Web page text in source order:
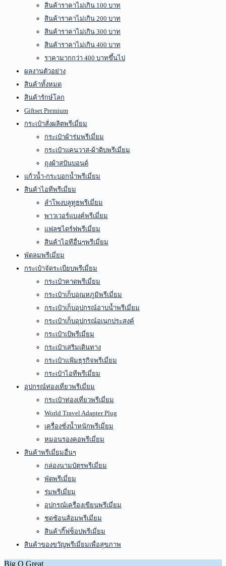
สินค้าราคาไม่เกิน 100 บาท
สินค้าราคาไม่เกิน 200 บาท
สินค้าราคาไม่เกิน 300 บาท
สินค้าราคาไม่เกิน 400 บาท
ราคามากกว่า 400 บาทขึ้นไป
ผลงานตัวอย่าง
สินค้าทั้งหมด
สินค้ารักษ์โลก
Giftset Premium
กระเป๋าสั่งผลิตพรีเมี่ยม
กระเป๋าผ้าร่มพรีเมี่ยม
กระเป๋าแคนวาส-ผ้าดิบพรีเมี่ยม
ถุงผ้าสปันบอนด์
แก้วน้ำ-กระบอกน้ำพรีเมี่ยม
สินค้าไอทีพรีเมี่ยม
ลำโพงบลูทูธพรีเมี่ยม
พาวเวอร์แบงค์พรีเมี่ยม
แฟลชไดร์ฟพรีเมี่ยม
สินค้าไอทีอื่นๆพรีเมี่ยม
พัดลมพรีเมี่ยม
กระเป๋าจัดระเบียบพรีเมี่ยม
กระเป๋าคาดพรีเมี่ยม
กระเป๋าเก็บอุณหภูมิพรีเมี่ยม
กระเป๋าเก็บอุปกรณ์อาบน้ำพรีเมี่ยม
กระเป๋าเก็บอุปกรณ์อเนกประสงค์
กระเป๋าเป้พรีเมี่ยม
กระเป๋าเสริมเดินทาง
กระเป๋าแฟ้มธุรกิจพรีเมี่ยม
กระเป๋าไอทีพรีเมี่ยม
อุปกรณ์ท่องเที่ยวพรีเมี่ยม
กระเป๋าท่องเที่ยวพรีเมี่ยม
World Travel Adapter Plug
เครื่องชั่งน้ำหนักพรีเมี่ยม
หมอนรองคอพรีเมี่ยม
สินค้าพรีเมี่ยมอื่นๆ
กล่องนามบัตรพรีเมี่ยม
พัดพรีเมี่ยม
ร่มพรีเมี่ยม
อุปกรณ์เครื่องเขียนพรีเมี่ยม
ชุดช้อนส้อมพรีเมี่ยม
สินค้ากิ๊ฟช็อปพรีเมี่ยม
สินค้าของขวัญพรีเมี่ยมเพื่อสุขภาพ
Big O Great